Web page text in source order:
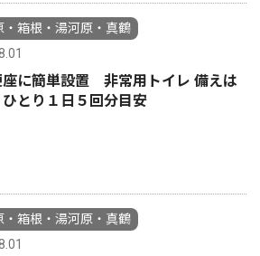
・箱根・湯河原・真鶴
座に簡単設置 非常用トイレ 備えは
とり１日５回分目安
・箱根・湯河原・真鶴